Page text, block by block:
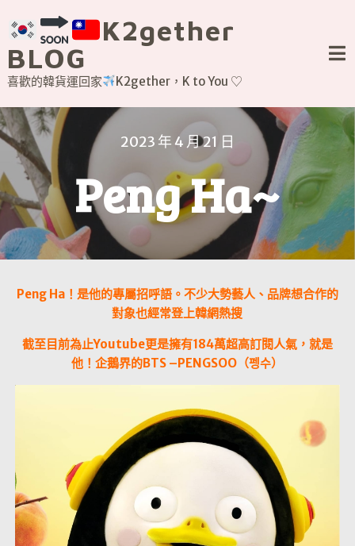
to
content
K2gether
BLOG
喜歡的韓貨運回家 K2gether，K to You ♡
2023 年 4 月 21 日
Peng Ha~
Peng Ha！是他的專屬招呼語。 不少大勢藝人、品牌想合作的
對象也經常登上韓網熱搜
截至目前為止Youtube更是擁有184萬超高訂閱人氣，就是
他！企鵝界的BTS –PENGSOO（펭수）